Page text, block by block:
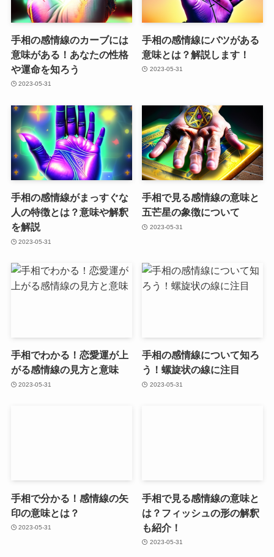
手相の感情線のカーブには
意味がある！あなたの性格
や運命を知ろう
2023-05-31
手相の感情線にバツがある
意味とは？解説します！
2023-05-31
手相の感情線がまっすぐな
人の特徴とは？意味や解釈
を解説
2023-05-31
手相で見る感情線の意味と
五芒星の象徴について
2023-05-31
手相でわかる！恋愛運が上
がる感情線の見方と意味
2023-05-31
手相の感情線について知ろ
う！螺旋状の線に注目
2023-05-31
手相で分かる！感情線の矢
印の意味とは？
2023-05-31
手相で見る感情線の意味と
は？フィッシュの形の解釈
も紹介！
2023-05-31